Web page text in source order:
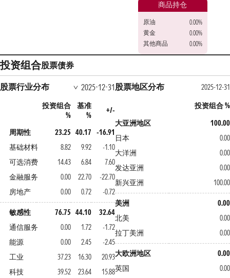
商品持仓
原油
0.00%
黄金
0.00%
其他商品
0.00%
投资组合股票债券
股票行业分布 2025-12-31
投资组合
%
基准
%
+/-
周期性 23.25 40.17
-16.91
基础材料
8.82 9.92
-1.10
可选消费
14.43 6.84
7.60
金融服务
0.00 22.70
-22.70
房地产
0.00 0.72 -0.72
敏感性 76.75 44.10
32.64
通信服务
0.00 1.72
-1.72
能源
0.00 2.45
-2.45
工业
37.23 16.30
20.93
科技
39.52 23.64 15.88
股票地区分布
2025-12-31
投资组合 %
大亚洲地区
100.00
日本
0.00
大洋洲
0.00
发达亚洲
0.00
新兴亚洲
100.00
美洲
0.00
北美
0.00
拉丁美洲
0.00
大欧洲地区
0.00
英国
0.00